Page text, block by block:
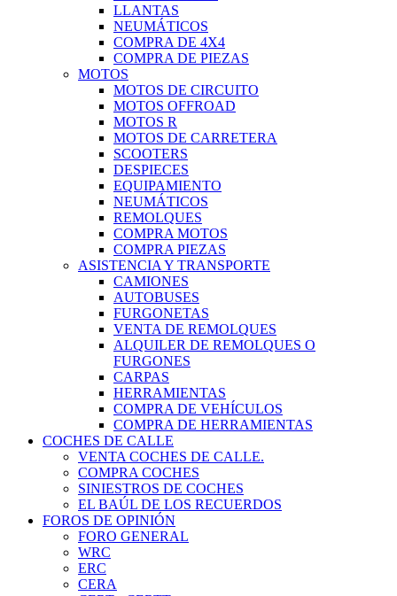
LLANTAS
NEUMÁTICOS
COMPRA DE 4X4
COMPRA DE PIEZAS
MOTOS
MOTOS DE CIRCUITO
MOTOS OFFROAD
MOTOS R
MOTOS DE CARRETERA
SCOOTERS
DESPIECES
EQUIPAMIENTO
NEUMÁTICOS
REMOLQUES
COMPRA MOTOS
COMPRA PIEZAS
ASISTENCIA Y TRANSPORTE
CAMIONES
AUTOBUSES
FURGONETAS
VENTA DE REMOLQUES
ALQUILER DE REMOLQUES O
FURGONES
CARPAS
HERRAMIENTAS
COMPRA DE VEHÍCULOS
COMPRA DE HERRAMIENTAS
COCHES DE CALLE
VENTA COCHES DE CALLE.
COMPRA COCHES
SINIESTROS DE COCHES
EL BAÚL DE LOS RECUERDOS
FOROS DE OPINIÓN
FORO GENERAL
WRC
ERC
CERA